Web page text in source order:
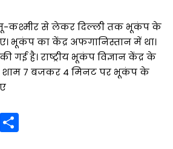
कश्मीर से लेकर दिल्ली तक भूकंप के
भूकंप का केंद्र अफगानिस्तान में था।
गई है। राष्ट्रीय भूकंप विज्ञान केंद्र के
शाम 7 बजकर 4 मिनट पर भूकंप के
T
w